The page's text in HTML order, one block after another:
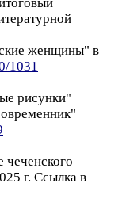
женщины" в
1031
рисунки"
чеченского
г. Ссылка в